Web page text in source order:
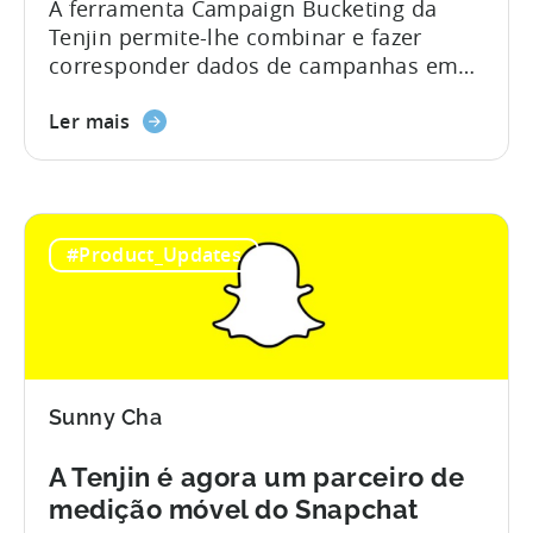
A ferramenta Campaign Bucketing da
Tenjin permite-lhe combinar e fazer
corresponder dados de campanhas em
parceiros de atribuição num painel de
marketing móvel facilitam a navegação
no nosso complexo sector, mas ainda há
obstáculos a ultrapassar. Um deles é a
falta de padrões...
Ler mais
#Product_Updates
Sunny Cha
A Tenjin é agora um parceiro de
medição móvel do Snapchat